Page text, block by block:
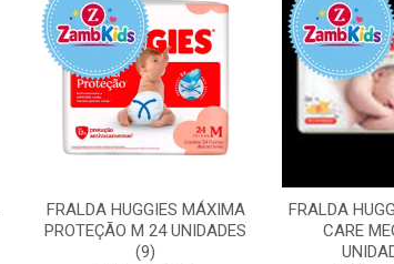
FRALDA HUGGIES MÁXIMA
PROTEÇÃO M 24 UNIDADES
(9)
FRALDA
CARE